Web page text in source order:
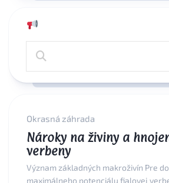
Okrasná záhrada
Nároky na živiny a
verbeny
Význam základných makroživín Pre
maximálneho potenciálu fialovej